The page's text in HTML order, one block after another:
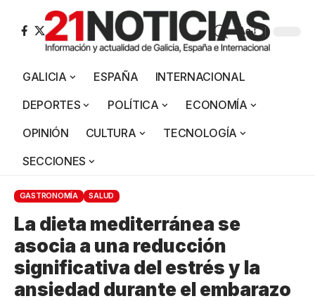
Aa
GALICIA ESPAÑA
INTERNACIONAL
DEPORTES
POLÍTICA
ECONOMÍA
OPINIÓN
CULTURA
TECNOLOGÍA
SECCIONES
GASTRONOMÍA SALUD
La dieta mediterránea se
asocia a una reducción
significativa del estrés y la
ansiedad durante el embarazo